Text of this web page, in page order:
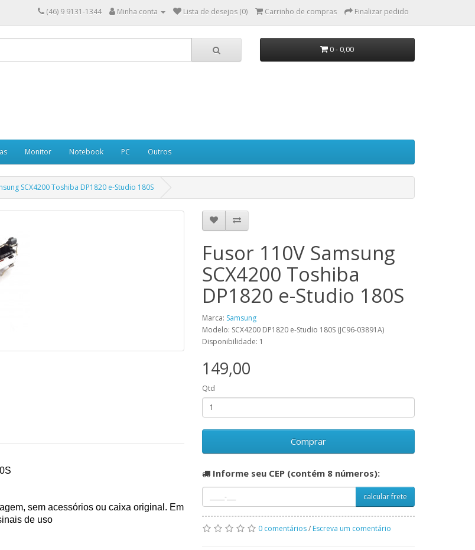
(46) 9 9131-1344 Minha conta Lista de desejos (0) Carrinho de compras Finalizar pedido
0 - 0,00
Monitor Notebook PC Outros
SCX4200 Toshiba DP1820 e-Studio 180S
sem acessórios ou caixa original. Em
de uso
Fusor 110V Samsung
SCX4200 Toshiba
DP1820 e-Studio 180S
Marca: Samsung
Modelo: SCX4200 DP1820 e-Studio 180S (JC96-03891A)
Disponibilidade: 1
149,00
Qtd
Comprar
Informe seu CEP (contém 8 números):
calcular frete
0 comentários/ Escreva um comentário